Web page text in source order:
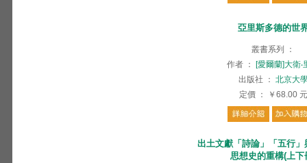
亞里斯多德的世
叢書系列
：
作者 ：
[愛爾蘭]大衛‧
出版社
： 北京大
定價 ： ￥68.00 元
出土文獻「詩論」「五行
思想史的重構(上下